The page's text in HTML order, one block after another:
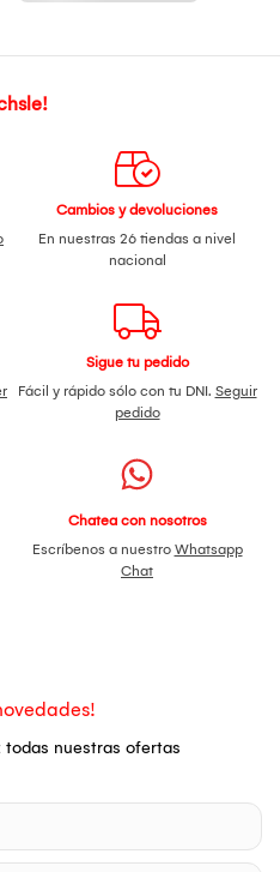
Cambios y devoluciones
En nuestras 26 tiendas a nivel
nacional
Sigue tu pedido
Fácil y rápido sólo con tu DNI. Seguir
pedido
Chatea con nosotros
Escríbenos a nuestro Whatsapp
Chat
nuestras ofertas